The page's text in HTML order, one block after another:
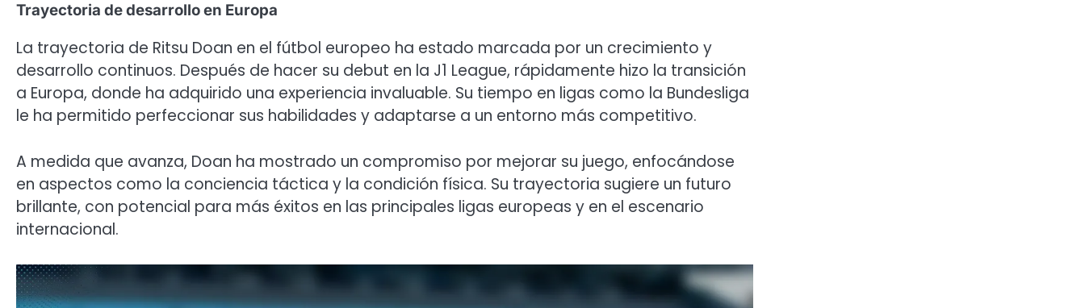
Trayectoria de desarrollo en Europa
La trayectoria de Ritsu Doan en el fútbol europeo ha estado marcada por un crecimiento y
desarrollo continuos. Después de hacer su debut en la J1 League, rápidamente hizo la transición
a Europa, donde ha adquirido una experiencia invaluable. Su tiempo en ligas como la Bundesliga
le ha permitido perfeccionar sus habilidades y adaptarse a un entorno más competitivo.
A medida que avanza, Doan ha mostrado un compromiso por mejorar su juego, enfocándose
en aspectos como la conciencia táctica y la condición física. Su trayectoria sugiere un futuro
brillante, con potencial para más éxitos en las principales ligas europeas y en el escenario
internacional.